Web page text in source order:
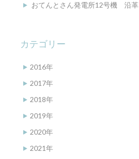
おてんとさん発電所12号機 沿革
カテゴリー
2016年
2017年
2018年
2019年
2020年
2021年